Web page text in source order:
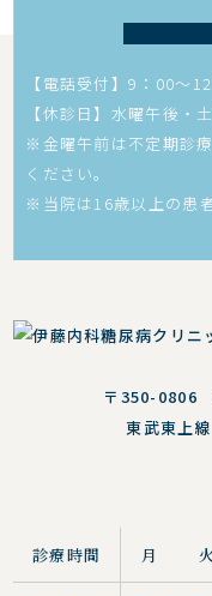
【電話受付】9：00～
【休診日】水曜午後・
※金曜午前は不定期診
ください。
※当院は16歳以上の患
〒350-0806
東武東上
診療時間 月